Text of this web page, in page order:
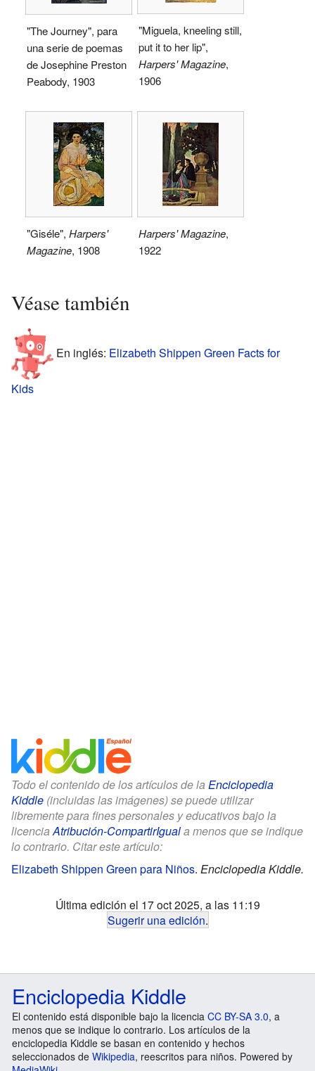
"The Journey", para
una serie de poemas
de Josephine Preston
Peabody, 1903
"Miguela, kneeling still,
put it to her lip",
Harpers' Magazine,
1906
"Giséle", Harpers'
Magazine, 1908
Harpers' Magazine,
1922
Véase también
En inglés: Elizabeth Shippen Green Facts for
Kids
Todo el contenido de los artículos de la Enciclopedia
Kiddle (incluidas las imágenes) se puede utilizar
libremente para fines personales y educativos bajo la
licenciaAtribución-CompartirIguala menos que se indique
lo contrario. Citar este artículo:
Elizabeth Shippen Green para Niños. Enciclopedia Kiddle.
Última edición el 17 oct 2025, a las 11:19
Sugerir una edición.
Enciclopedia Kiddle
El contenido está disponible bajo la licencia CC BY-SA 3.0, a
menos que se indique lo contrario. Los artículos de la
enciclopedia Kiddle se basan en contenido y hechos
seleccionados de Wikipedia, reescritos para niños. Powered by